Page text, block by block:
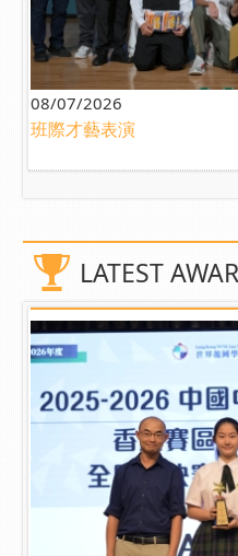
08/07/2026
班際才藝表演
LATEST